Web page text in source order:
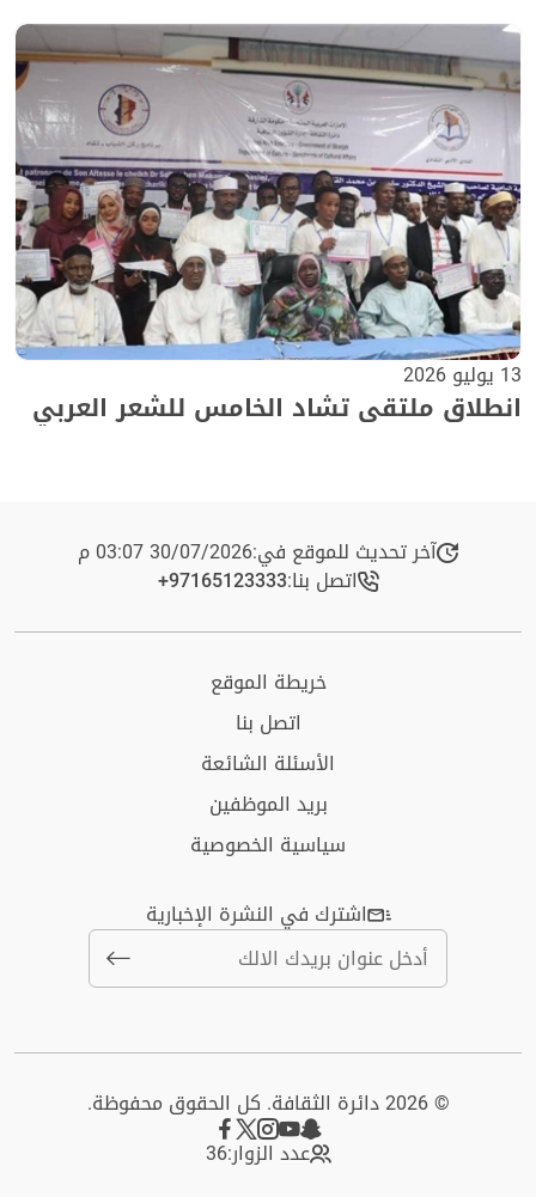
13 يوليو 2026
انطلاق ملتقى تشاد الخامس للشعر العربي
آخر تحديث للموقع في:30/07/2026 03:07 م
اتصل بنا:+97165123333​
خريطة الموقع
اتصل بنا
الأسئلة الشائعة
بريد الموظفين
سياسية الخصوصية
اشترك في النشرة الإخبارية
© 2026 دائرة الثقافة. كل الحقوق محفوظة.
عدد الزوار:36